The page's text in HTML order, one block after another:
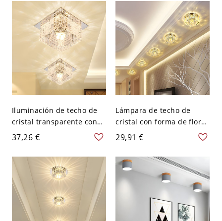
bronce antiguo
Iluminación de techo de
cristal transparente con
diseño de cuboide estilo
simple LED montado en
superficie en luz cálida
37,26 €
Lámpara de techo de
cristal con forma de flor
para pasillo y entrada -
Cromo 110 A 120 V Blanco
29,91 €